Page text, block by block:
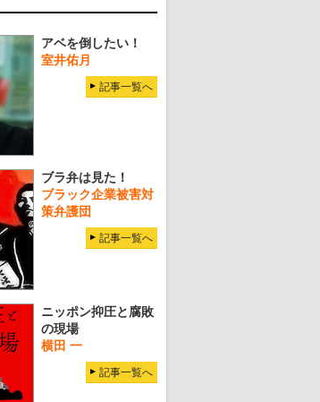
アベを倒したい！
室井佑月
記事一覧へ
ブラ弁は見た！
ブラック企業被害対
策弁護団
記事一覧へ
ニッポン抑圧と腐敗
の現場
横田 一
記事一覧へ